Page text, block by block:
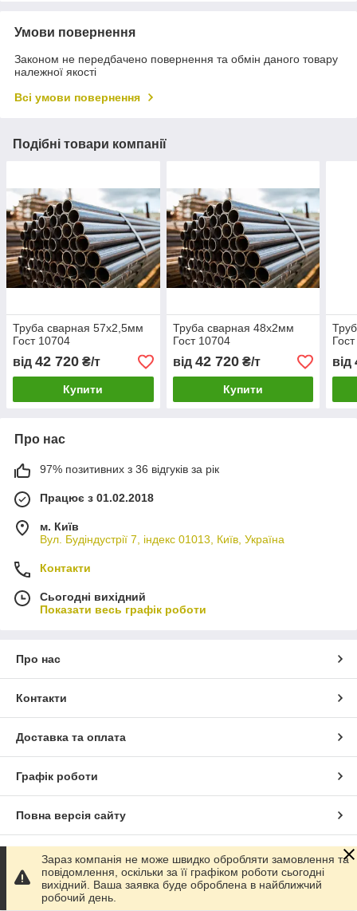
Умови повернення
Законом не передбачено повернення та обмін даного товару
належної якості
Всі умови повернення
Подібні товари компанії
Труба сварная 57х2,5мм
Гост 10704
від 42 720 ₴/т
Купити
Труба сварная 48х2мм
Гост 10704
від 42 720₴/т
Купити
від
Про нас
97% позитивних з 36 відгуків за рік
Працює з 01.02.2018
м. Київ
Вул. Будіндустрії 7, індекс 01013, Київ, Україна
Контакти
Сьогодні вихідний
Показати весь графік роботи
Про нас
Контакти
Доставка та оплата
Графік роботи
Повна версія сайту
Сайт створено на маркетплейсіProm.ua
Політика конфіденційності
Зараз компанія не може швидко обробляти замовлення та
повідомлення, оскільки за її графіком роботи сьогодні
вихідний. Ваша заявка буде оброблена в найближчий
робочий день.